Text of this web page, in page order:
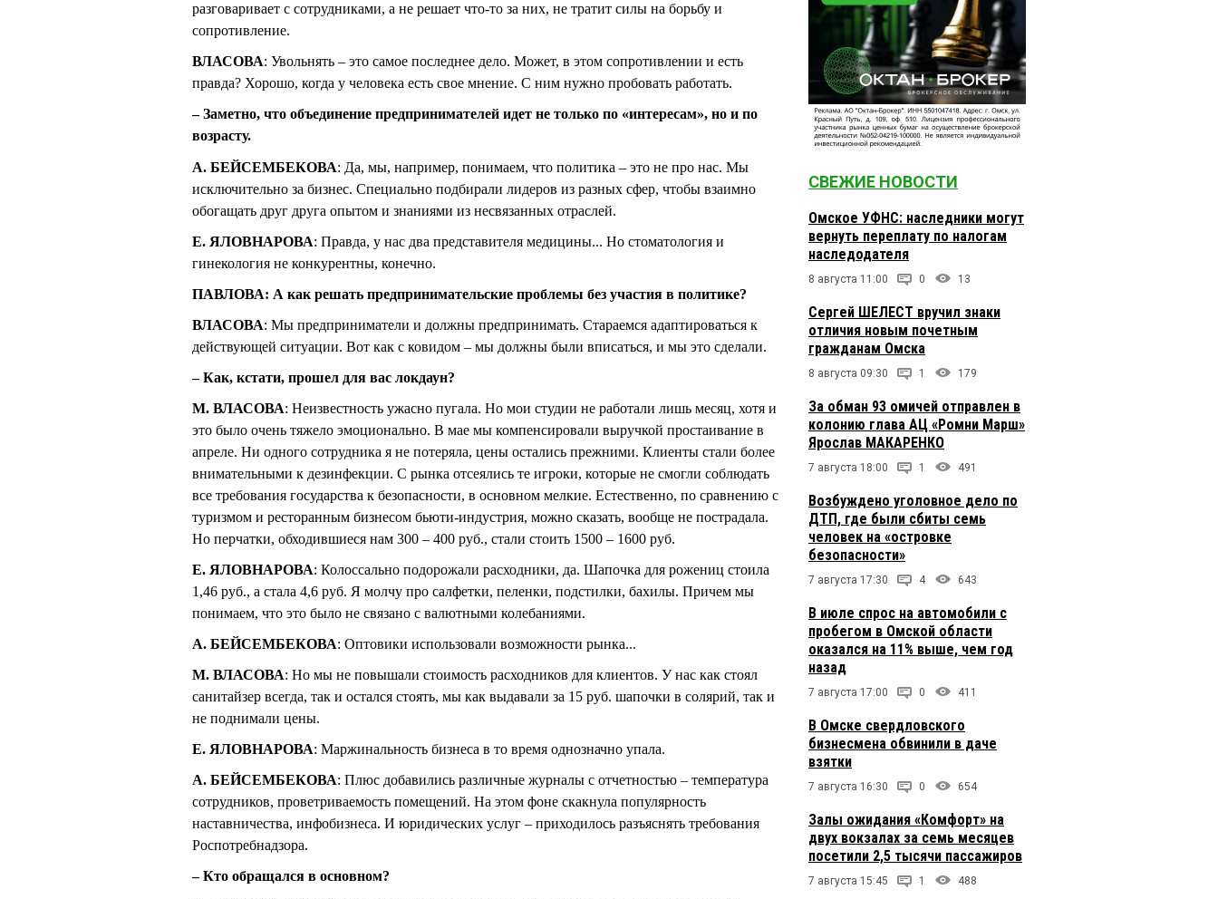
разговаривает с сотрудниками, а не решает что-то за них, не тратит силы на борьбу и
сопротивление.
ВЛАСОВА: Увольнять – это самое последнее дело. Может, в этом сопротивлении и есть
правда? Хорошо, когда у человека есть свое мнение. С ним нужно пробовать работать.
– Заметно, что объединение предпринимателей идет не только по «интересам», но и по
возрасту.
А. БЕЙСЕМБЕКОВА: Да, мы, например, понимаем, что политика – это не про нас. Мы
исключительно за бизнес. Специально подбирали лидеров из разных сфер, чтобы взаимно
обогащать друг друга опытом и знаниями из несвязанных отраслей.
Е. ЯЛОВНАРОВА: Правда, у нас два представителя медицины... Но стоматология и
гинекология не конкурентны, конечно.
ПАВЛОВА: А как решать предпринимательские проблемы без участия в политике?
ВЛАСОВА: Мы предприниматели и должны предпринимать. Стараемся адаптироваться к
действующей ситуации. Вот как с ковидом – мы должны были вписаться, и мы это сделали.
– Как, кстати, прошел для вас локдаун?
М. ВЛАСОВА: Неизвестность ужасно пугала. Но мои студии не работали лишь месяц, хотя и
это было очень тяжело эмоционально. В мае мы компенсировали выручкой простаивание в
апреле. Ни одного сотрудника я не потеряла, цены остались прежними. Клиенты стали более
внимательными к дезинфекции. С рынка отсеялись те игроки, которые не смогли соблюдать
все требования государства к безопасности, в основном мелкие. Естественно, по сравнению с
туризмом и ресторанным бизнесом бьюти-индустрия, можно сказать, вообще не пострадала.
Но перчатки, обходившиеся нам 300 – 400 руб., стали стоить 1500 – 1600 руб.
Е. ЯЛОВНАРОВА: Колоссально подорожали расходники, да. Шапочка для рожениц стоила
1,46 руб., а стала 4,6 руб. Я молчу про салфетки, пеленки, подстилки, бахилы. Причем мы
понимаем, что это было не связано с валютными колебаниями.
А. БЕЙСЕМБЕКОВА: Оптовики использовали возможности рынка...
М. ВЛАСОВА: Но мы не повышали стоимость расходников для клиентов. У нас как стоял
санитайзер всегда, так и остался стоять, мы как выдавали за 15 руб. шапочки в солярий, так и
не поднимали цены.
Е. ЯЛОВНАРОВА: Маржинальность бизнеса в то время однозначно упала.
А. БЕЙСЕМБЕКОВА: Плюс добавились различные журналы с отчетностью – температура
сотрудников, проветриваемость помещений. На этом фоне скакнула популярность
наставничества, инфобизнеса. И юридических услуг – приходилось разъяснять требования
Роспотребнадзора.
– Кто обращался в основном?
СВЕЖИЕ НОВОСТИ
Омское УФНС: наследники могут
вернуть переплату по налогам
наследодателя
8 августа 11:00 0 13
Сергей ШЕЛЕСТ вручил знаки
отличия новым почетным
гражданам Омска
8 августа 09:30 1 179
За обман 93 омичей отправлен в
колонию глава АЦ «Ромни Марш»
Ярослав МАКАРЕНКО
7 августа 18:00 1 491
Возбуждено уголовное дело по
ДТП, где были сбиты семь
человек на «островке
безопасности»
7 августа 17:30 4 643
В июле спрос на автомобили с
пробегом в Омской области
оказался на 11% выше, чем год
назад
7 августа 17:00 0 411
В Омске свердловского
бизнесмена обвинили в даче
взятки
7 августа 16:30 0 654
Залы ожидания «Комфорт» на
двух вокзалах за семь месяцев
посетили 2,5 тысячи пассажиров
7 августа 15:45 1 488